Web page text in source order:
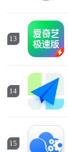
13
14
15